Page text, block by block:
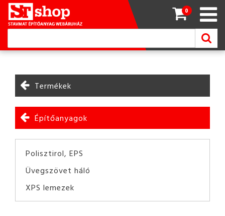
0
Termékek
Építőanyagok
Polisztirol, EPS
Üvegszövet háló
XPS lemezek